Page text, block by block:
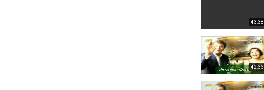
43:38
42:33